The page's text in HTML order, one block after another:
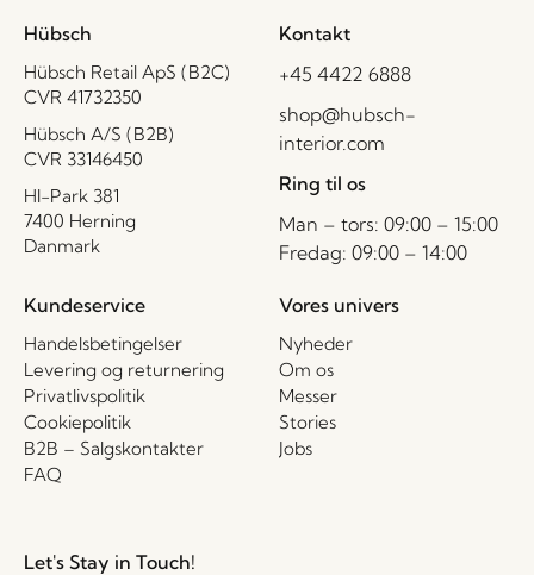
Hübsch
Hübsch Retail ApS (B2C)
CVR 41732350
Hübsch A/S (B2B)
CVR 33146450
HI-Park 381
7400 Herning
Danmark
Kontakt
+45 4422 6888
shop@hubsch-
interior.com
Ring til os
Man – tors: 09:00 – 15:00
Fredag: 09:00 – 14:00
Kundeservice
Handelsbetingelser
Levering og returnering
Privatlivspolitik
Cookiepolitik
B2B – Salgskontakter
FAQ
Vores univers
Nyheder
Om os
Messer
Stories
Jobs
Let's Stay in Touch!